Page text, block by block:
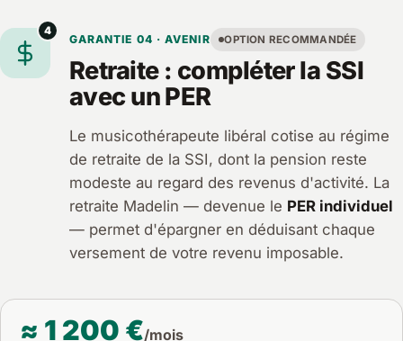
4
GARANTIE 04 · AVENIR OPTION RECOMMANDÉE
Retraite : compléter la SSI
avec un PER
Le musicothérapeute libéral cotise au régime
de retraite de la SSI, dont la pension reste
modeste au regard des revenus d'activité. La
retraite Madelin — devenue le PER individuel
— permet d'épargner en déduisant chaque
versement de votre revenu imposable.
≈ 1 200 €/mois